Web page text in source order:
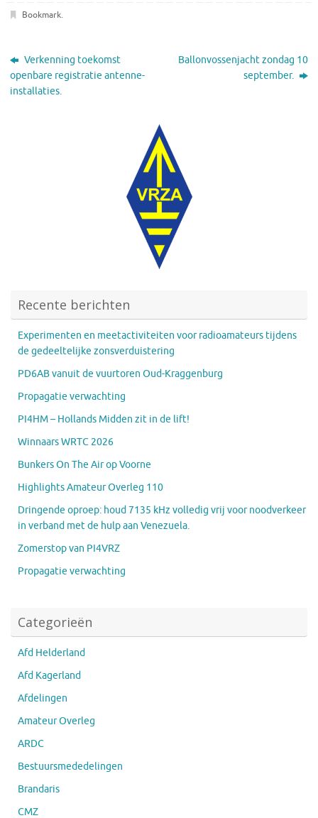
Bookmark.
Verkenning toekomst
openbare registratie antenne-
installaties.
Ballonvossenjacht zondag 10
september.
Recente berichten
Experimenten en meetactiviteiten voor radioamateurs tijdens
de gedeeltelijke zonsverduistering
PD6AB vanuit de vuurtoren Oud-Kraggenburg
Propagatie verwachting
PI4HM – Hollands Midden zit in de lift!
Winnaars WRTC 2026
Bunkers On The Air op Voorne
Highlights Amateur Overleg 110
Dringende oproep: houd 7135 kHz volledig vrij voor noodverkeer
in verband met de hulp aan Venezuela.
Zomerstop van PI4VRZ
Propagatie verwachting
Categorieën
Afd Helderland
Afd Kagerland
Afdelingen
Amateur Overleg
ARDC
Bestuursmededelingen
Brandaris
CMZ